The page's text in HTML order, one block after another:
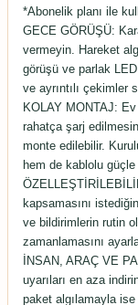
*Abonelik planı ile
GECE GÖRÜŞÜ:
vermeyin. Hareket
görüşü ve parlak LED
ve ayrıntılı çekimler
KOLAY MONTAJ:
rahatça şarj
monte edilebilir.
hem de kablolu
kapsamasını
ve bildirimlerin rutin
zamanlamasını
İNSAN, ARAÇ VE
uyarıları en aza
paket algılamayla